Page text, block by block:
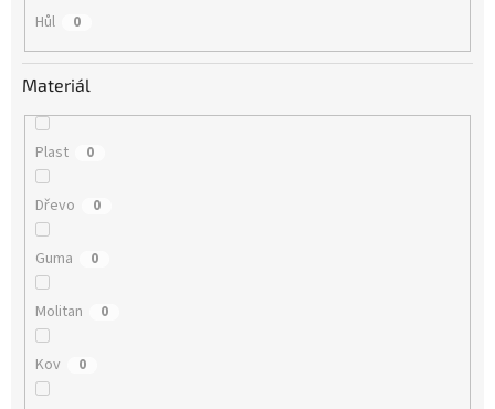
Hůl 0
Materiál
Plast 0
Dřevo 0
Guma 0
Molitan 0
Kov 0